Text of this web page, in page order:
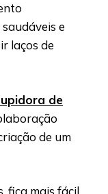
e
laços de
de
de um
fica mais fácil